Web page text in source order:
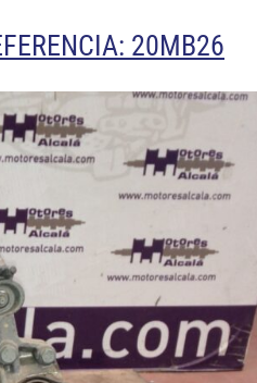
20MB26